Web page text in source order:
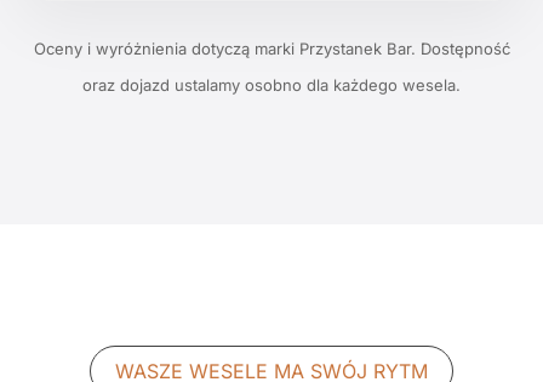
Oceny i wyróżnienia dotyczą marki Przystanek Bar. Dostępność
oraz dojazd ustalamy osobno dla każdego wesela.
WASZE WESELE MA SWÓJ RYTM